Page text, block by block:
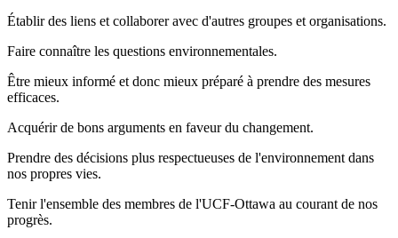
Établir des liens et collaborer avec d'autres groupes et organisations.
Faire connaître les questions environnementales.
Être mieux informé et donc mieux préparé à prendre des mesures
efficaces.
Acquérir de bons arguments en faveur du changement.
Prendre des décisions plus respectueuses de l'environnement dans
nos propres vies.
Tenir l'ensemble des membres de l'UCF-Ottawa au courant de nos
progrès.